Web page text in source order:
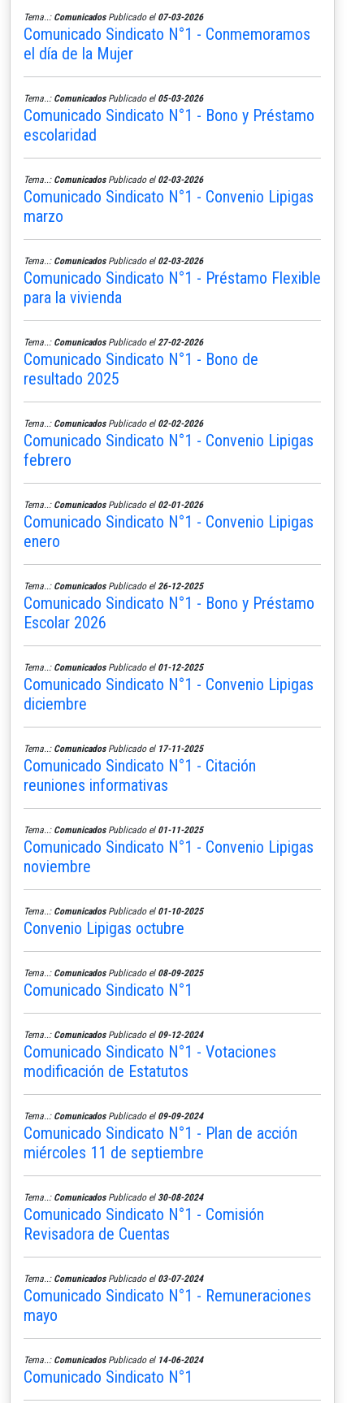
Tema..: ComunicadosPublicado el 07-03-2026
Comunicado Sindicato N°1 - Conmemoramos
el día de la Mujer
Tema..: ComunicadosPublicado el 05-03-2026
Comunicado Sindicato N°1 - Bono y Préstamo
escolaridad
Tema..: ComunicadosPublicado el 02-03-2026
Comunicado Sindicato N°1 - Convenio Lipigas
marzo
Tema..: ComunicadosPublicado el 02-03-2026
Comunicado Sindicato N°1 - Préstamo Flexible
para la vivienda
Tema..: ComunicadosPublicado el 27-02-2026
Comunicado Sindicato N°1 - Bono de
resultado 2025
Tema..: ComunicadosPublicado el 02-02-2026
Comunicado Sindicato N°1 - Convenio Lipigas
febrero
Tema..: ComunicadosPublicado el 02-01-2026
Comunicado Sindicato N°1 - Convenio Lipigas
enero
Tema..: ComunicadosPublicado el 26-12-2025
Comunicado Sindicato N°1 - Bono y Préstamo
Escolar 2026
Tema..: ComunicadosPublicado el 01-12-2025
Comunicado Sindicato N°1 - Convenio Lipigas
diciembre
Tema..: ComunicadosPublicado el 17-11-2025
Comunicado Sindicato N°1 - Citación
reuniones informativas
Tema..: ComunicadosPublicado el 01-11-2025
Comunicado Sindicato N°1 - Convenio Lipigas
noviembre
Tema..: ComunicadosPublicado el 01-10-2025
Convenio Lipigas octubre
Tema..: ComunicadosPublicado el 08-09-2025
Comunicado Sindicato N°1
Tema..: ComunicadosPublicado el 09-12-2024
Comunicado Sindicato N°1 - Votaciones
modificación de Estatutos
Tema..: ComunicadosPublicado el 09-09-2024
Comunicado Sindicato N°1 - Plan de acción
miércoles 11 de septiembre
Tema..: ComunicadosPublicado el 30-08-2024
Comunicado Sindicato N°1 - Comisión
Revisadora de Cuentas
Tema..: ComunicadosPublicado el 03-07-2024
Comunicado Sindicato N°1 - Remuneraciones
mayo
Tema..: ComunicadosPublicado el 14-06-2024
Comunicado Sindicato N°1